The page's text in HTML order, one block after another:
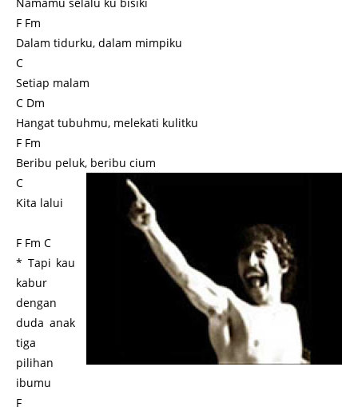
F Fm
Dalam tidurku, dalam mimpiku
C
Setiap malam
C Dm
Hangat tubuhmu, melekati kulitku
F Fm
Beribu peluk, beribu cium
C
Kita lalui
F Fm C
* Tapi kau
kabur
dengan
duda anak
tiga
pilihan
ibumu
F